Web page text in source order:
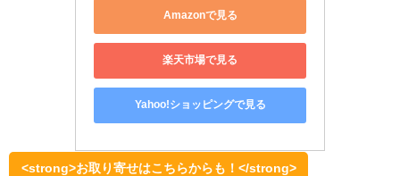
Amazonで見る
楽天市場で見る
Yahoo!ショッピングで見る
<strong>お取り寄せはこちらからも！</strong>